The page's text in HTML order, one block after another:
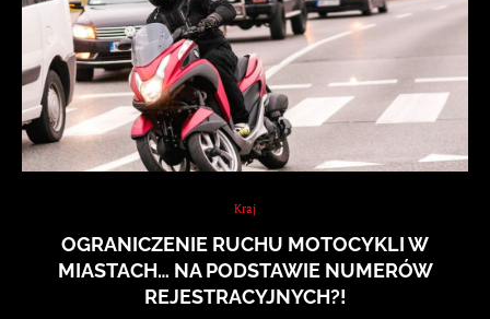
Kraj
OGRANICZENIE RUCHU MOTOCYKLI W
MIASTACH… NA PODSTAWIE NUMERÓW
REJESTRACYJNYCH?!